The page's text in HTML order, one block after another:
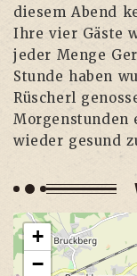
die­sem Abend
Ihre vier Gäs­te
jeder Men­ge
Stun­de haben
Rüscherl
Mor­gen­stun­den
wie­der gesund
+
−